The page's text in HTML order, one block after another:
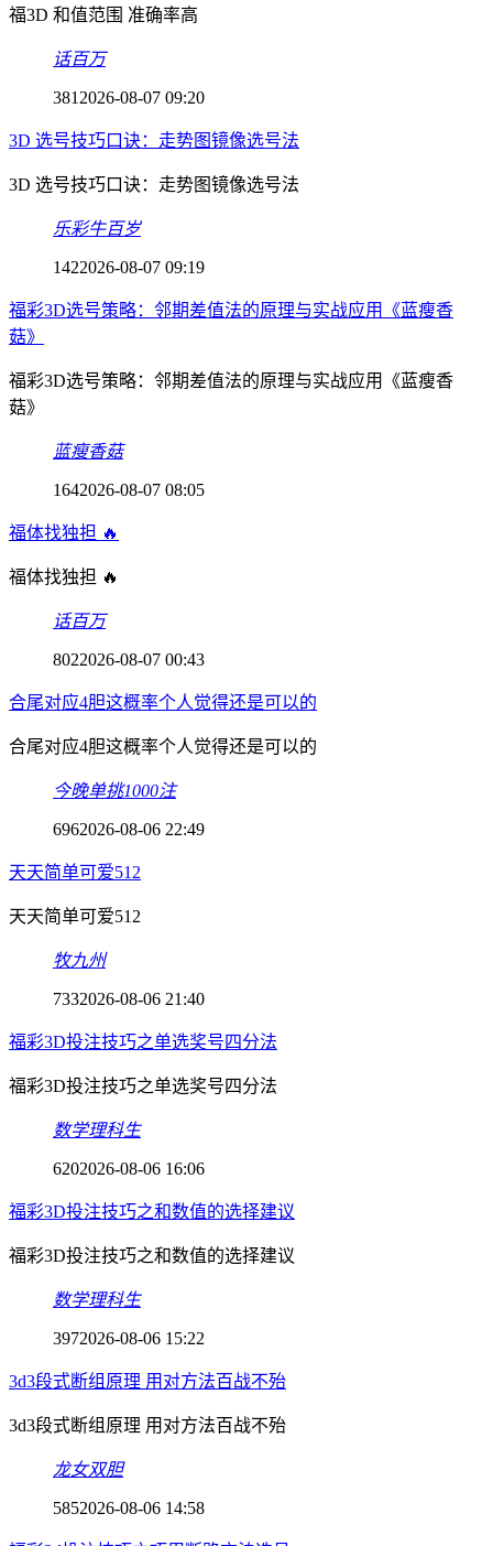
福3D 和值范围 准确率高
话百万
381 2026-08-07 09:20
3D 选号技巧口诀：走势图镜像选号法
3D 选号技巧口诀：走势图镜像选号法
乐彩牛百岁
1422026-08-07 09:19
福彩3D选号策略：邻期差值法的原理与实战应用《蓝瘦香
菇》
福彩3D选号策略：邻期差值法的原理与实战应用《蓝瘦香
菇》
蓝瘦香菇
1642026-08-07 08:05
福体找独担 🔥
福体找独担 🔥
话百万
8022026-08-07 00:43
合尾对应4胆这概率个人觉得还是可以的
合尾对应4胆这概率个人觉得还是可以的
今晚单挑1000注
6962026-08-06 22:49
天天简单可爱512
天天简单可爱512
牧九州
7332026-08-06 21:40
福彩3D投注技巧之单选奖号四分法
福彩3D投注技巧之单选奖号四分法
数学理科生
6202026-08-06 16:06
福彩3D投注技巧之和数值的选择建议
福彩3D投注技巧之和数值的选择建议
数学理科生
3972026-08-06 15:22
3d3段式断组原理 用对方法百战不殆
3d3段式断组原理 用对方法百战不殆
龙女双胆
5852026-08-06 14:58